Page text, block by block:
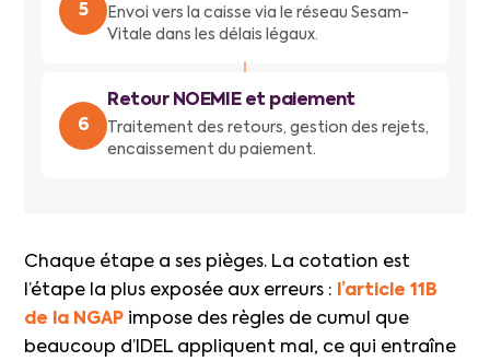
5
Envoi vers la caisse via le réseau Sesam-
Vitale dans les délais légaux.
↓
6
Retour NOEMIE et paiement
Traitement des retours, gestion des rejets,
encaissement du paiement.
Chaque étape a ses pièges. La cotation est
l’étape la plus exposée aux erreurs :
l’article 11B
de la NGAP impose des règles de cumul que
beaucoup d’IDEL appliquent mal, ce qui entraîne